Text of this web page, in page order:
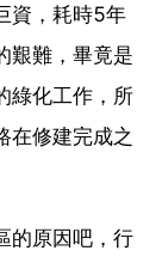
資，耗時5年
艱難，畢竟是
綠化工作，所
在修建完成之
的原因吧，行